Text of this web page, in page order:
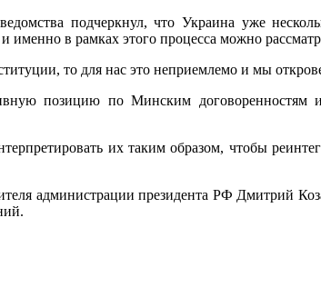
подчеркнул, что Украина уже
именно в рамках этого процесса можно
то для нас это неприемлемо и мы
позицию по Минским
их таким образом, чтобы
администрации президента РФ Дмитрий